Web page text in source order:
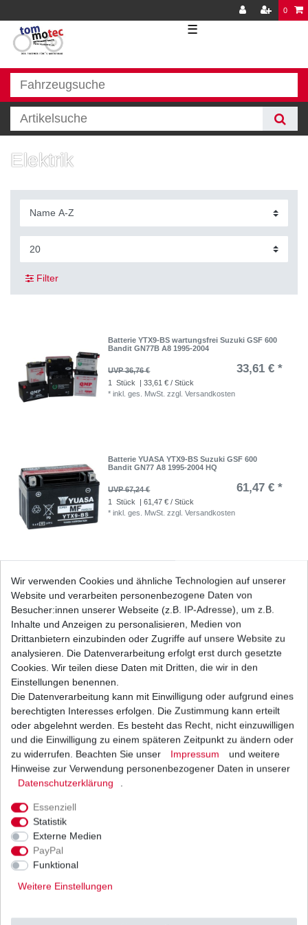
0
☰
Elektrik
Filter
Batterie YTX9-BS wartungsfrei Suzuki GSF 600
Bandit GN77B A8 1995-2004
UVP 36,76 € 33,61 € *
1 Stück
| 33,61 € / Stück
*inkl. ges. MwSt. zzgl.Versandkosten
Batterie YUASA YTX9-BS Suzuki GSF 600
Bandit GN77 A8 1995-2004 HQ
UVP 67,24 € 61,47 € *
1 Stück
| 61,47 € / Stück
*inkl. ges. MwSt. zzgl.Versandkosten
Blinkrelais Suzuki GSF 600 Bandit A811 A821
2000 - 2004
UVP 43,00 € 28,90 € *
| 28,90 € / Stück
inkl. ges. MwSt. Versandkosten
GEL Batterie YTX9-BS Suzuki GSF 600 Bandit
GN77 A8 1995 - 2004
UVP 47,82 € 43,72 € *
1 Stück | 43,72 € / Stück
inkl. ges. MwSt. zzgl.
Wir verwenden Cookies und ähnliche Technologien auf unserer
Website und verarbeiten personenbezogene Daten von
Besucher:innen unserer Webseite (z.B. IP-Adresse), um z.B.
Inhalte und Anzeigen zu personalisieren, Medien von
Drittanbietern einzubinden oder Zugriffe auf unsere Website zu
analysieren. Die Datenverarbeitung erfolgt erst durch gesetzte
Cookies. Wir teilen diese Daten mit Dritten, die wir in den
Einstellungen benennen.
Die Datenverarbeitung kann mit Einwilligung oder aufgrund eines
berechtigten Interesses erfolgen. Die Zustimmung kann erteilt
oder abgelehnt werden. Es besteht das Recht, nicht einzuwilligen
und die Einwilligung zu einem späteren Zeitpunkt zu ändern oder
zu widerrufen. Beachten Sie unser
Impressum
und weitere
Hinweise zur Verwendung personenbezogener Daten in unserer
Daten­schutz­erklärung
.
Essenziell
Statistik
Externe Medien
PayPal
Funktional
Weitere Einstellungen